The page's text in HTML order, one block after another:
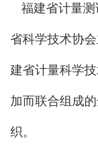
福建省计量
省科学技术协
建省计量科学
加而联合组成
织。